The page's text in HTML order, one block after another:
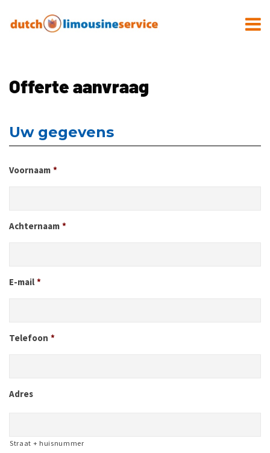
Offerte aanvraag
Uw gegevens
Voornaam *
Achternaam *
E-mail *
Telefoon *
Adres
Straat + huisnummer